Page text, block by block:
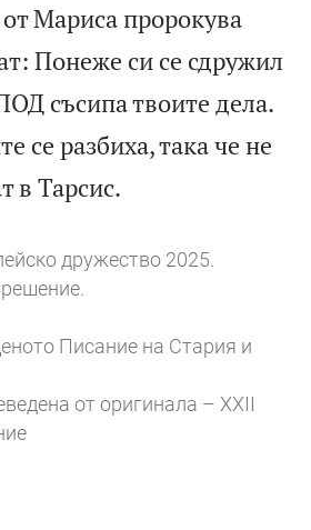
Мариса пророкува
Понеже си се сдружил
съсипа твоите дела.
се разбиха, така че не
в Тарсис.
дружество 2025.
Писание на Стария и
от оригинала – XXII